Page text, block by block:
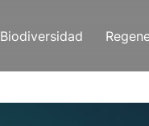
Biodiversidad